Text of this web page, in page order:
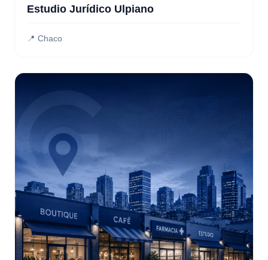
Estudio Jurídico Ulpiano
📍 Chaco